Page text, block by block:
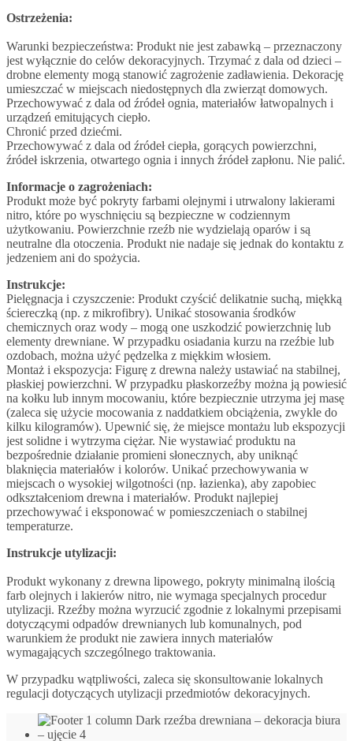
Ostrzeżenia:
Warunki bezpieczeństwa: Produkt nie jest zabawką – przeznaczony
jest wyłącznie do celów dekoracyjnych. Trzymać z dala od dzieci –
drobne elementy mogą stanowić zagrożenie zadławienia. Dekorację
umieszczać w miejscach niedostępnych dla zwierząt domowych.
Przechowywać z dala od źródeł ognia, materiałów łatwopalnych i
urządzeń emitujących ciepło.
Chronić przed dziećmi.
Przechowywać z dala od źródeł ciepła, gorących powierzchni,
źródeł iskrzenia, otwartego ognia i innych źródeł zapłonu. Nie palić.
Informacje o zagrożeniach:
Produkt może być pokryty farbami olejnymi i utrwalony lakierami
nitro, które po wyschnięciu są bezpieczne w codziennym
użytkowaniu. Powierzchnie rzeźb nie wydzielają oparów i są
neutralne dla otoczenia. Produkt nie nadaje się jednak do kontaktu z
jedzeniem ani do spożycia.
Instrukcje:
Pielęgnacja i czyszczenie: Produkt czyścić delikatnie suchą, miękką
ściereczką (np. z mikrofibry). Unikać stosowania środków
chemicznych oraz wody – mogą one uszkodzić powierzchnię lub
elementy drewniane. W przypadku osiadania kurzu na rzeźbie lub
ozdobach, można użyć pędzelka z miękkim włosiem.
Montaż i ekspozycja: Figurę z drewna należy ustawiać na stabilnej,
płaskiej powierzchni. W przypadku płaskorzeźby można ją powiesić
na kołku lub innym mocowaniu, które bezpiecznie utrzyma jej masę
(zaleca się użycie mocowania z naddatkiem obciążenia, zwykle do
kilku kilogramów). Upewnić się, że miejsce montażu lub ekspozycji
jest solidne i wytrzyma ciężar. Nie wystawiać produktu na
bezpośrednie działanie promieni słonecznych, aby uniknąć
blaknięcia materiałów i kolorów. Unikać przechowywania w
miejscach o wysokiej wilgotności (np. łazienka), aby zapobiec
odkształceniom drewna i materiałów. Produkt najlepiej
przechowywać i eksponować w pomieszczeniach o stabilnej
temperaturze.
Instrukcje utylizacji:
Produkt wykonany z drewna lipowego, pokryty minimalną ilością
farb olejnych i lakierów nitro, nie wymaga specjalnych procedur
utylizacji. Rzeźby można wyrzucić zgodnie z lokalnymi przepisami
dotyczącymi odpadów drewnianych lub komunalnych, pod
warunkiem że produkt nie zawiera innych materiałów
wymagających szczególnego traktowania.
W przypadku wątpliwości, zaleca się skonsultowanie lokalnych
regulacji dotyczących utylizacji przedmiotów dekoracyjnych.